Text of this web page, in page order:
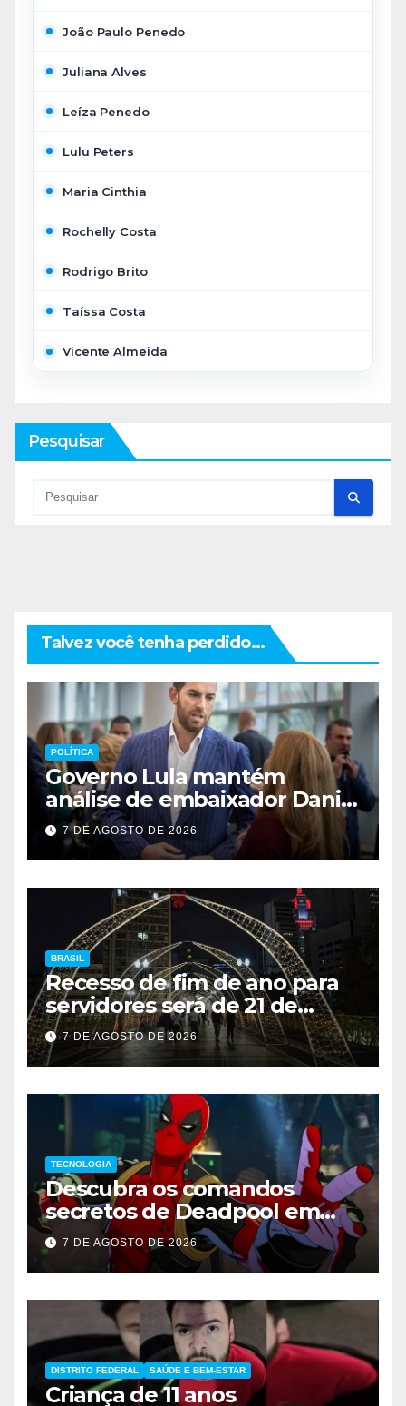
João Paulo Penedo
Juliana Alves
Leíza Penedo
Lulu Peters
Maria Cinthia
Rochelly Costa
Rodrigo Brito
Taíssa Costa
Vicente Almeida
Pesquisar
Talvez você tenha perdido...
POLÍTICA
Governo Lula mantém
análise de embaixador Daniel
Perez para depois das
eleições
7 DE AGOSTO DE 2026
BRASIL
Recesso de fim de ano para
servidores será de 21 de
dezembro a 1º de janeiro
7 DE AGOSTO DE 2026
TECNOLOGIA
Descubra os comandos
secretos de Deadpool em
Marvel Tokon
7 DE AGOSTO DE 2026
DISTRITO FEDERAL SAÚDE E BEM-ESTAR
Criança de 11 anos